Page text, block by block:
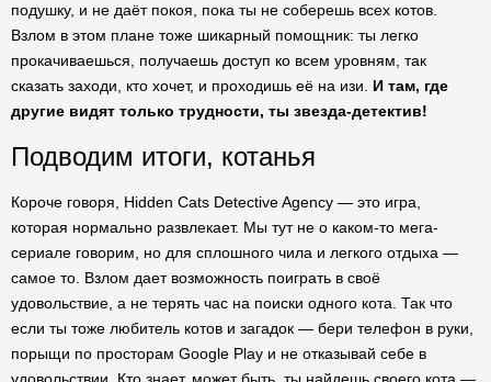
подушку, и не даёт покоя, пока ты не соберешь всех котов.
Взлом в этом плане тоже шикарный помощник: ты легко
прокачиваешься, получаешь доступ ко всем уровням, так
сказать заходи, кто хочет, и проходишь её на изи. И там, где
другие видят только трудности, ты звезда-детектив!
Подводим итоги, котанья
Короче говоря, Hidden Cats Detective Agency — это игра,
которая нормально развлекает. Мы тут не о каком-то мега-
сериале говорим, но для сплошного чила и легкого отдыха —
самое то. Взлом дает возможность поиграть в своё
удовольствие, а не терять час на поиски одного кота. Так что
если ты тоже любитель котов и загадок — бери телефон в руки,
порыщи по просторам Google Play и не отказывай себе в